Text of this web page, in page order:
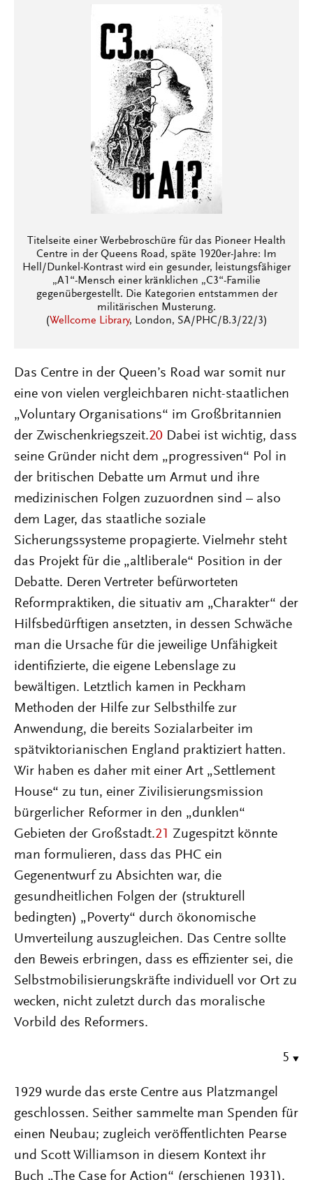
Titelseite einer Werbebroschüre für das Pioneer Health
Centre in der Queens Road, späte 1920er-Jahre: Im
Hell/Dunkel-Kontrast wird ein gesunder, leistungsfähiger
„A1“-Mensch einer kränklichen „C3“-Familie
gegenübergestellt. Die Kategorien entstammen der
militärischen Musterung.
(Wellcome Library, London, SA/PHC/B.3/22/3)
Das Centre in der Queen’s Road war somit nur
eine von vielen vergleichbaren nicht-staatlichen
„Voluntary Organisations“ im Großbritannien
der Zwischenkriegszeit.20 Dabei ist wichtig, dass
seine Gründer nicht dem „progressiven“ Pol in
der britischen Debatte um Armut und ihre
medizinischen Folgen zuzuordnen sind – also
dem Lager, das staatliche soziale
Sicherungssysteme propagierte. Vielmehr steht
das Projekt für die „altliberale“ Position in der
Debatte. Deren Vertreter befürworteten
Reformpraktiken, die situativ am „Charakter“ der
Hilfsbedürftigen ansetzten, in dessen Schwäche
man die Ursache für die jeweilige Unfähigkeit
identifizierte, die eigene Lebenslage zu
bewältigen. Letztlich kamen in Peckham
Methoden der Hilfe zur Selbsthilfe zur
Anwendung, die bereits Sozialarbeiter im
spätviktorianischen England praktiziert hatten.
Wir haben es daher mit einer Art „Settlement
House“ zu tun, einer Zivilisierungsmission
bürgerlicher Reformer in den „dunklen“
Gebieten der Großstadt.21 Zugespitzt könnte
man formulieren, dass das PHC ein
Gegenentwurf zu Absichten war, die
gesundheitlichen Folgen der (strukturell
bedingten) „Poverty“ durch ökonomische
Umverteilung auszugleichen. Das Centre sollte
den Beweis erbringen, dass es effizienter sei, die
Selbstmobilisierungskräfte individuell vor Ort zu
wecken, nicht zuletzt durch das moralische
Vorbild des Reformers.
5
1929 wurde das erste Centre aus Platzmangel
geschlossen. Seither sammelte man Spenden für
einen Neubau; zugleich veröffentlichten Pearse
und Scott Williamson in diesem Kontext ihr
Buch „The Case for Action“ (erschienen 1931).